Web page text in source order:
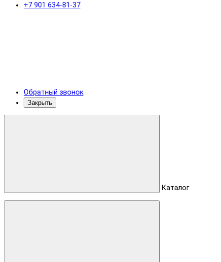
+7 901 634-81-37
Обратный звонок
Закрыть
Каталог